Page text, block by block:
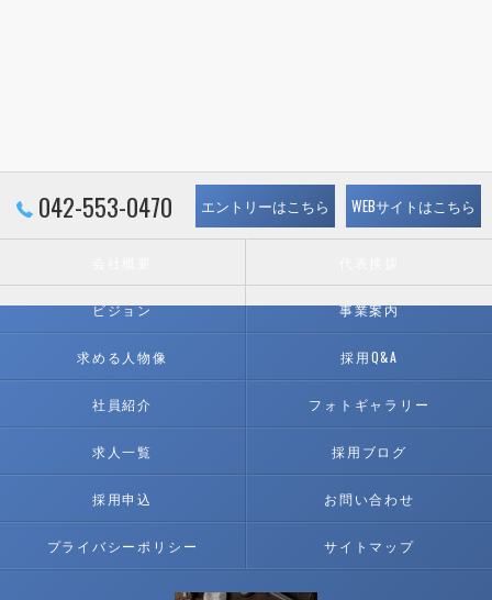
042-553-0470 エントリーはこちら WEBサイトはこちら
ビジョン 事業案内
求める人物像 採用Q&A
社員紹介 フォトギャラリー
求人一覧 採用ブログ
採用申込 お問い合わせ
プライバシーポリシー サイトマップ